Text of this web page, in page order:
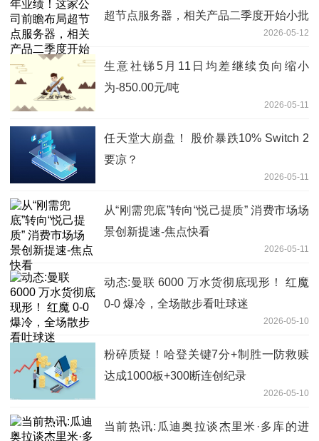
超节点服务器，相关产品二季度开始小批
2026-05-12
生意社锑5月11日均差继续负向缩小
为-850.00元/吨
2026-05-11
任天堂大崩盘！ 股价暴跌10% Switch 2
要凉？
2026-05-11
从“刚需兜底”转向“悦己提质” 消费市场场
景创新提速-焦点快看
2026-05-11
动态:曼联 6000 万水货彻底现形！ 红魔
0-0 爆冷，全场散步看吐球迷
2026-05-10
粉碎质疑！哈登关键7分+制胜一防救赎
达成1000板+300断连创纪录
2026-05-10
当前热讯:瓜迪奥拉谈杰里米·多库的进